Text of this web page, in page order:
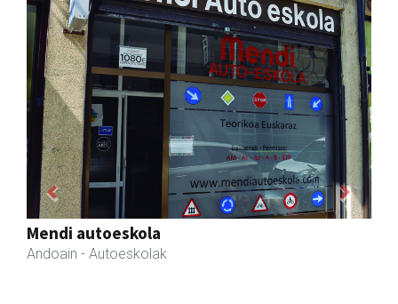
Adats ileapaindegi eta estetika
Andoain - Ile-apaindegiak
Previous Next